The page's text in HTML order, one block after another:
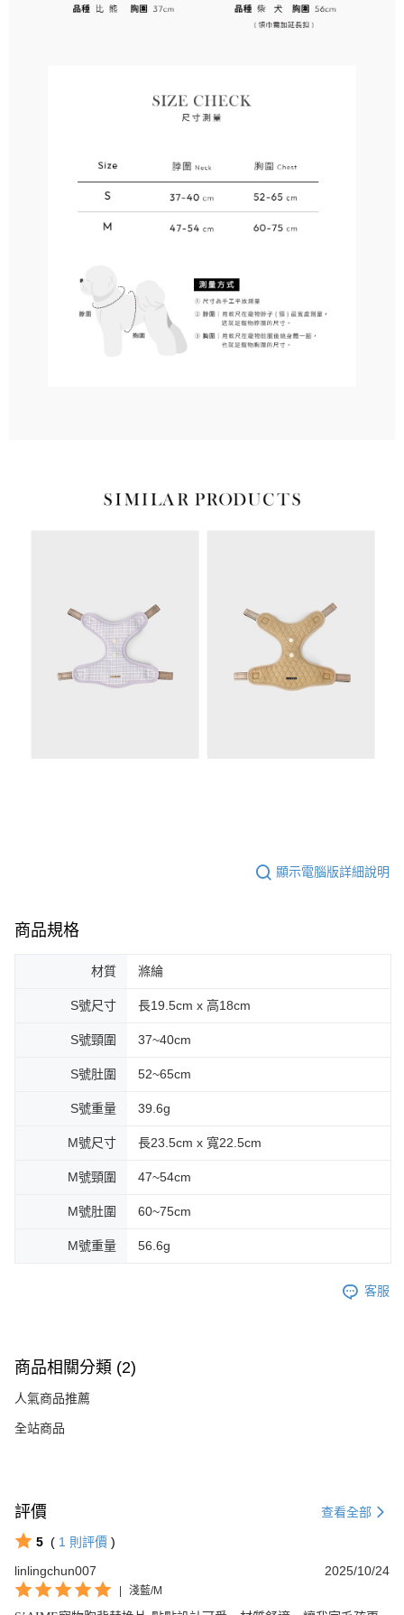
顯示電腦版詳細說明
商品規格
材質 滌綸
S號尺寸 長19.5cm x 高18cm
S號頸圍 37~40cm
S號肚圍 52~65cm
S號重量 39.6g
M號尺寸 長23.5cm x 寬22.5cm
M號頸圍 47~54cm
M號肚圍 60~75cm
M號重量 56.6g
客服
商品相關分類 (2)
人氣商品推薦
全站商品
評價 查看全部
5 ( 1 則評價 )
linlingchun007
2025/10/24
| 淺藍/M